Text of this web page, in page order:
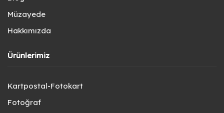
Müzayede
Hakkımızda
Ürünlerimiz
Kartpostal-Fotokart
Fotoğraf